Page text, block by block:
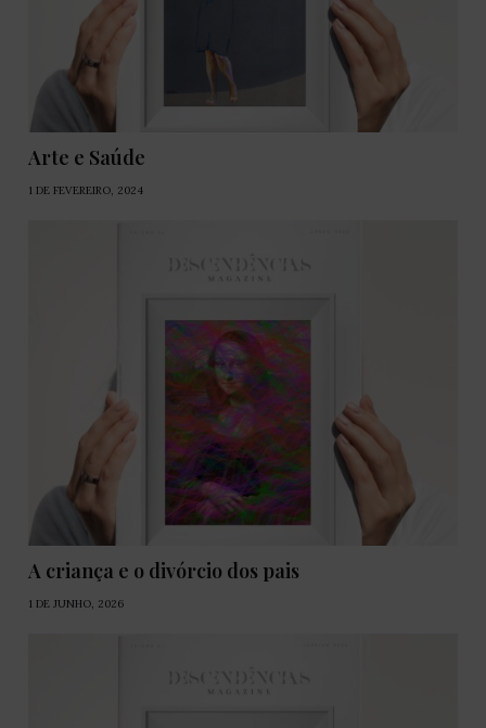
Arte e Saúde
1 DE FEVEREIRO, 2024
A criança e o divórcio dos pais
1 DE JUNHO, 2026